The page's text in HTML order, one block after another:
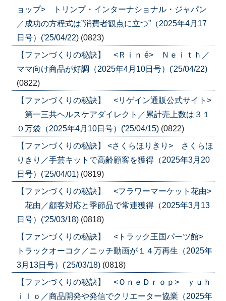
ョップ> トリンプ・インターナショナル・ジャパン
／成功の方程式は”消費者観点に立つ”（2025年4月17
日号）('25/04/22) (0823)
【ファンづくりの秘訣】 <Ｒｉｎ é> Ｎｅｉｔｈ／
ママ向け商品が好調（2025年4月10日号）('25/04/22)
(0822)
【ファンづくりの秘訣】 <リゲイン通販公式サイト>
第一三共ヘルスケアダイレクト／累計売上数は３１
０万袋（2025年4月10日号）('25/04/15) (0822)
【ファンづくりの秘訣】 <さくらほりきり> さくらほ
りきり／手芸キットで高齢顧客を獲得（2025年3月20
日号）('25/04/01) (0819)
【ファンづくりの秘訣】 <フラワーマーケット花由>
花由／顧客対応と季節品で常連獲得（2025年3月13
日号）('25/03/18) (0818)
【ファンづくりの秘訣】 <トラック王国パーツ館>
トラックオーコク／ニッチ動画が１４万再生（2025年
3月13日号）('25/03/18) (0818)
【ファンづくりの秘訣】 <ＯｎｅＤｒｏｐ> ｙｕｈ
ｉｌｏ／商品開発や発信でクリエーター協業（2025年